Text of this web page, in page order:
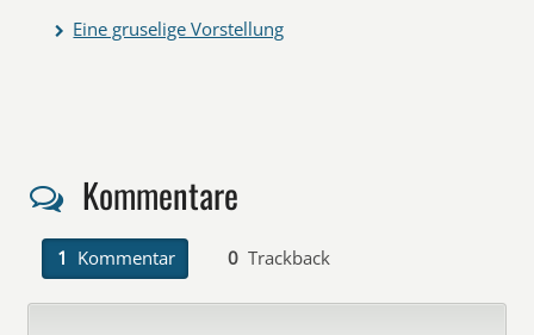
Eine gruselige Vorstellung
Kommentare
1 Kommentar 0 Trackback